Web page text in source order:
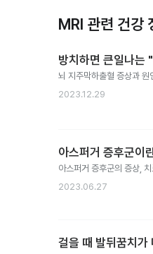
MRI 관련 건강
방치하면 큰일나는
뇌 지주막하출혈 증상과
2023.12.29
아스퍼거 증후군이
아스퍼거 증후군의 증상,
2023.06.27
걸을 때 발뒤꿈치가